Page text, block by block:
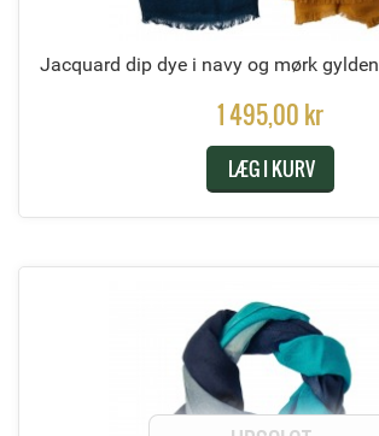
Jacquard dip dye i navy og mørk gylden
1 495,00 kr
LÆG I KURV